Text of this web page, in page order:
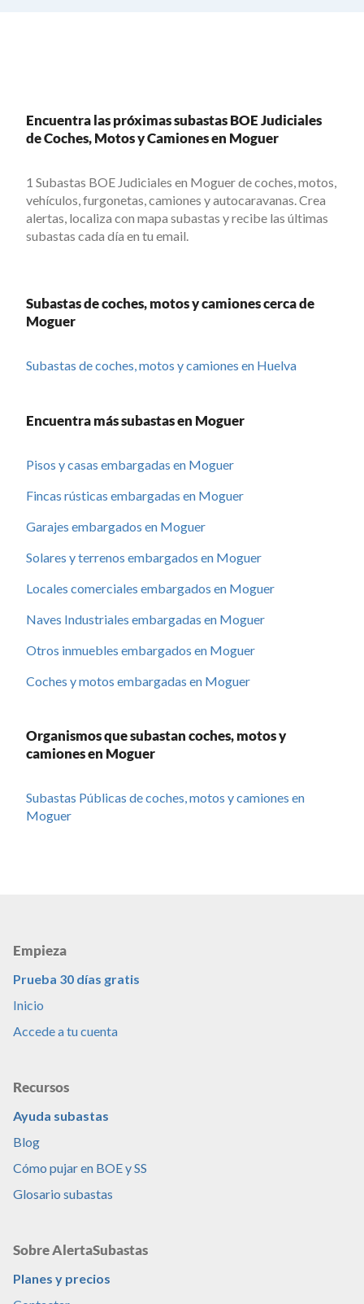
Encuentra las próximas subastas BOE Judiciales
de Coches, Motos y Camiones en Moguer
1 Subastas BOE Judiciales en Moguer de coches, motos,
vehículos, furgonetas, camiones y autocaravanas. Crea
alertas, localiza con mapa subastas y recibe las últimas
subastas cada día en tu email.
Subastas de coches, motos y camiones cerca de
Moguer
Subastas de coches, motos y camiones en Huelva
Encuentra más subastas en Moguer
Pisos y casas embargadas en Moguer
Fincas rústicas embargadas en Moguer
Garajes embargados en Moguer
Solares y terrenos embargados en Moguer
Locales comerciales embargados en Moguer
Naves Industriales embargadas en Moguer
Otros inmuebles embargados en Moguer
Coches y motos embargadas en Moguer
Organismos que subastan coches, motos y
camiones en Moguer
Subastas Públicas de coches, motos y camiones en
Moguer
Empieza
Prueba 30 días gratis
Inicio
Accede a tu cuenta
Recursos
Ayuda subastas
Blog
Cómo pujar en BOE y SS
Glosario subastas
Sobre AlertaSubastas
Planes y precios